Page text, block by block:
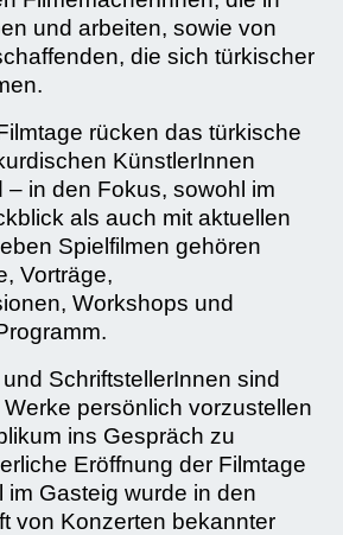
und arbeiten, sowie von
die sich türkischer
rücken das türkische
KünstlerInnen
– in den Fokus, sowohl im
als auch mit aktuellen
Spielfilmen gehören
Vorträge,
Workshops und
SchriftstellerInnen sind
persönlich vorzustellen
ins Gespräch zu
Eröffnung der Filmtage
im Gasteig wurde in den
von Konzerten bekannter